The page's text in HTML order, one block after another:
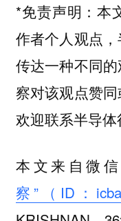
*免责声明：本
作者个人观点
传达一种不同
察对该观点赞
欢迎联系半导体
本文来自微
察”（ID：